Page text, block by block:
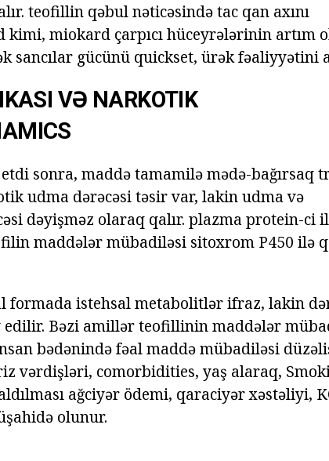
teofillin qəbul nəticəsində tac qan axını
kimi, miokard çarpıcı hüceyrələrinin artım
sancılar gücünü quickset, ürək fəaliyyətini
VƏ NARKOTIK
sonra, maddə tamamilə mədə-bağırsaq
udma dərəcəsi təsir var, lakin udma və
dəyişməz olaraq qalır. plazma protein-ci
maddələr mübadiləsi sitoxrom P450 ilə
formada istehsal metabolitlər ifraz, lakin
edilir. Bəzi amillər teofillinin maddələr
bədənində fəal maddə mübadiləsi
vərdişləri, comorbidities, yaş alaraq,
ağciyər ödemi, qaraciyər xəstəliyi,
olunur.